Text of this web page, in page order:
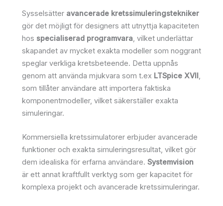
Sysselsätter avancerade kretssimuleringstekniker
gör det möjligt för designers att utnyttja kapaciteten
hos specialiserad programvara, vilket underlättar
skapandet av mycket exakta modeller som noggrant
speglar verkliga kretsbeteende. Detta uppnås
genom att använda mjukvara som t.ex LTSpice XVII,
som tillåter användare att importera faktiska
komponentmodeller, vilket säkerställer exakta
simuleringar.
Kommersiella kretssimulatorer erbjuder avancerade
funktioner och exakta simuleringsresultat, vilket gör
dem idealiska för erfarna användare. Systemvision
är ett annat kraftfullt verktyg som ger kapacitet för
komplexa projekt och avancerade kretssimuleringar.